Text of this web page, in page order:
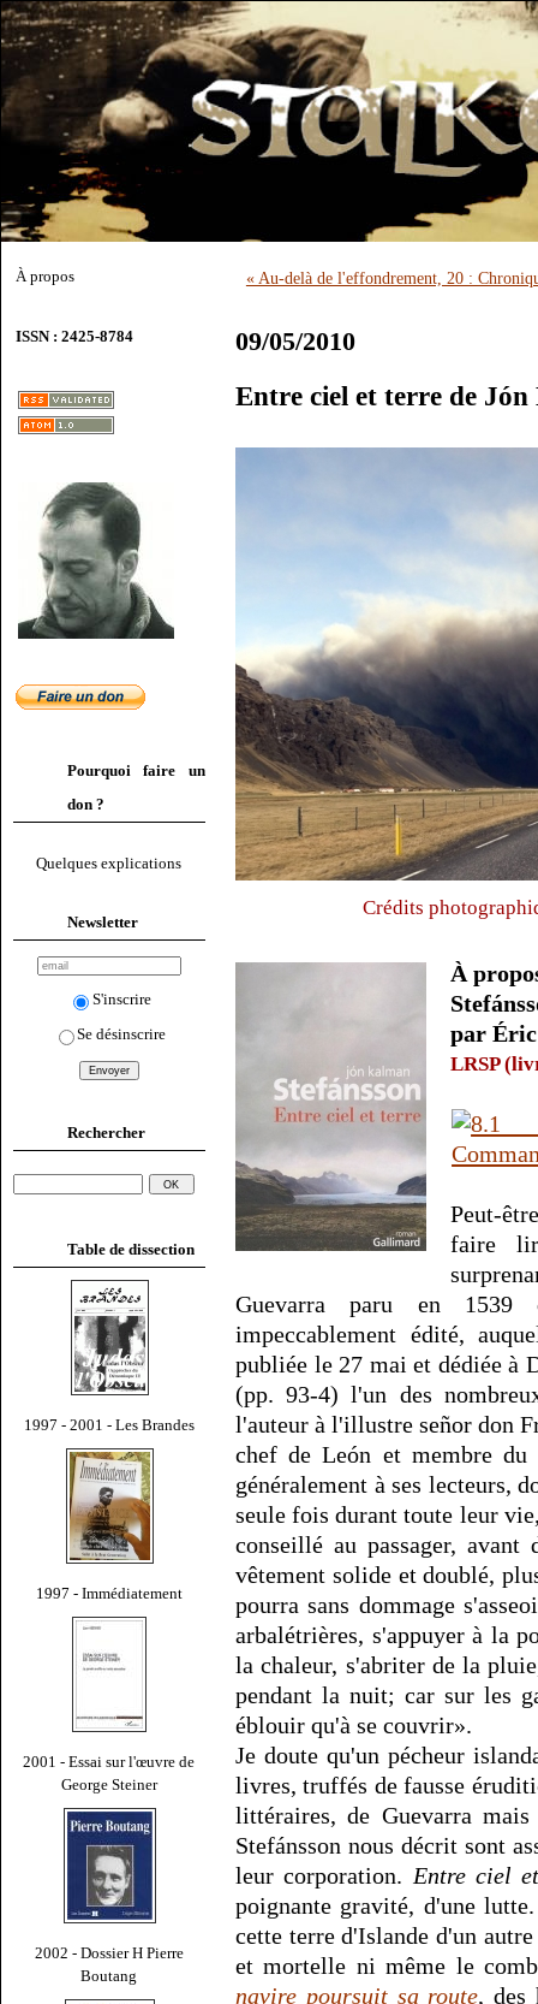
À propos
ISSN : 2425-8784
Pourquoi faire un
don ?
Quelques explications
Newsletter
S'inscrire
Se désinscrire
Rechercher
Table de dissection
1997 - 2001 - Les Brandes
1997 - Immédiatement
2001 - Essai sur l'œuvre de
George Steiner
2002 - Dossier H Pierre
Boutang
« Au-delà de l'effondrement, 20 :
09/05/2010
Entre ciel et terre de
Crédits
À
par Éric
LRSP
Peut-
faire
Guevarra paru en
impeccablement édité,
publiée le 27 mai et dédiée à
(pp. 93-4) l'un des
l'auteur à l'illustre señor don
chef de León et membre
généralement à ses lecteurs,
seule fois durant toute leur
conseillé au passager,
vêtement solide et doublé,
pourra sans dommage
arbalétrières, s'appuyer à la
la chaleur, s'abriter de la
pendant la nuit; car sur les
éblouir qu'à se couvrir».
Je doute qu'un pécheur
livres, truffés de fausse
littéraires, de Guevarra
Stefánsson nous décrit sont
leur corporation. Entre ciel
poignante gravité, d'une
cette terre d'Islande d'un
et mortelle ni même le
navire poursuit sa route, des